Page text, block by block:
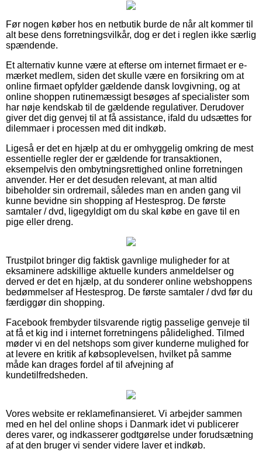
Før nogen køber hos en netbutik burde de når alt kommer til
alt bese dens forretningsvilkår, dog er det i reglen ikke særlig
spændende.
Et alternativ kunne være at efterse om internet firmaet er e-
mærket medlem, siden det skulle være en forsikring om at
online firmaet opfylder gældende dansk lovgivning, og at
online shoppen rutinemæssigt besøges af specialister som
har nøje kendskab til de gældende regulativer. Derudover
giver det dig genvej til at få assistance, ifald du udsættes for
dilemmaer i processen med dit indkøb.
Ligeså er det en hjælp at du er omhyggelig omkring de mest
essentielle regler der er gældende for transaktionen,
eksempelvis den ombytningsrettighed online forretningen
anvender. Her er det desuden relevant, at man altid
bibeholder sin ordremail, således man en anden gang vil
kunne bevidne sin shopping af Hestesprog. De første
samtaler / dvd, ligegyldigt om du skal købe en gave til en
pige eller dreng.
Trustpilot bringer dig faktisk gavnlige muligheder for at
eksaminere adskillige aktuelle kunders anmeldelser og
derved er det en hjælp, at du sonderer online webshoppens
bedømmelser af Hestesprog. De første samtaler / dvd før du
færdiggør din shopping.
Facebook frembyder tilsvarende rigtig passelige genveje til
at få et kig ind i internet forretningens pålidelighed. Tilmed
møder vi en del netshops som giver kunderne mulighed for
at levere en kritik af købsoplevelsen, hvilket på samme
måde kan drages fordel af til afvejning af
kundetilfredsheden.
Vores website er reklamefinansieret. Vi arbejder sammen
med en hel del online shops i Danmark idet vi publicerer
deres varer, og indkasserer godtgørelse under forudsætning
af at den bruger vi sender videre laver et indkøb.